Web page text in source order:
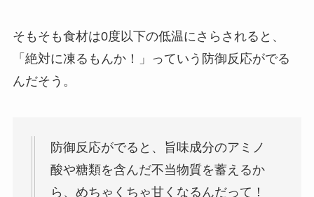
そもそも食材は0度以下の低温にさらされると、
「絶対に凍るもんか！」っていう防御反応がでる
んだそう。
防御反応がでると、旨味成分のアミノ
酸や糖類を含んだ不当物質を蓄えるか
ら、めちゃくちゃ甘くなるんだって！